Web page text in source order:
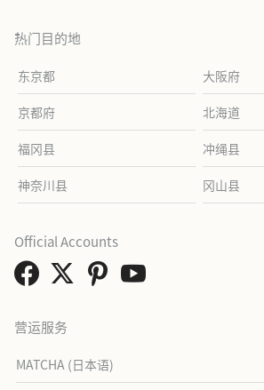
热门目的地
东京都 大阪府
京都府 北海道
福冈县 冲绳县
神奈川县 冈山县
营运服务
MATCHA (日本语)
Official Accounts